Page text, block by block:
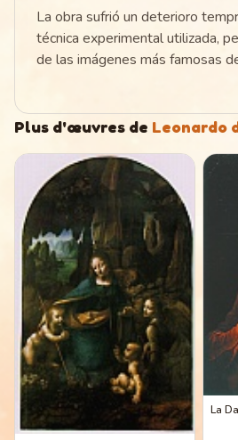
La obra sufrió un deterioro
técnica experimental utilizada,
de las imágenes más famosas
Plus d'œuvres de Leonardo
La